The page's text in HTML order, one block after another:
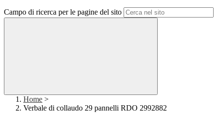
Campo di ricerca per le pagine del sito
Home >
Verbale di collaudo 29 pannelli RDO 2992882